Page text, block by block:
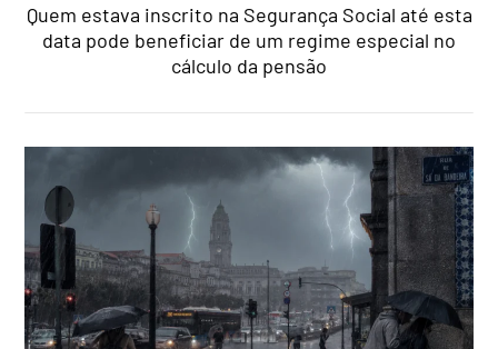
Quem estava inscrito na Segurança Social até esta
data pode beneficiar de um regime especial no
cálculo da pensão